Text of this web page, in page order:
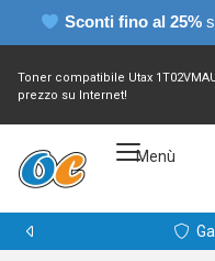
Sconti fino al 25%
Toner compatibile Utax
prezzo su Internet!
Menù